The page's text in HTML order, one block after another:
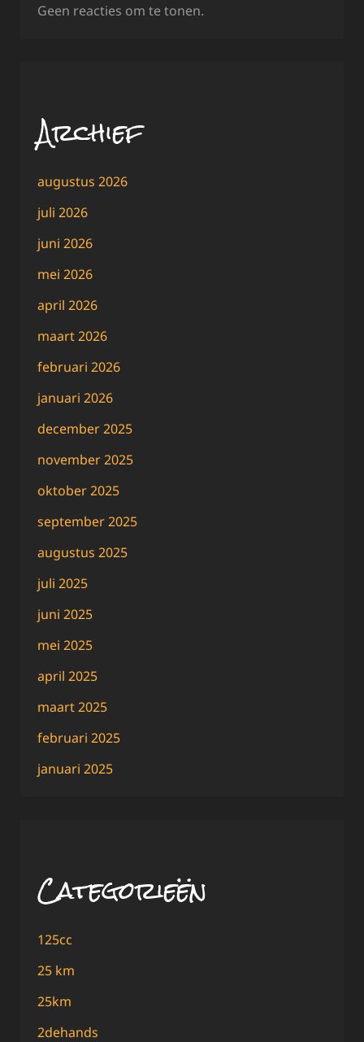
Geen reacties om te tonen.
Archief
augustus 2026
juli 2026
juni 2026
mei 2026
april 2026
maart 2026
februari 2026
januari 2026
december 2025
november 2025
oktober 2025
september 2025
augustus 2025
juli 2025
juni 2025
mei 2025
april 2025
maart 2025
februari 2025
januari 2025
Categorieën
125cc
25 km
25km
2dehands